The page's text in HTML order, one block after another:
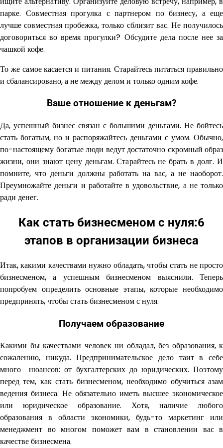
парке. Совместная прогулка с партнером по бизнесу, а еще
лучше совместная пробежка, только сблизит вас. Не получилось
договориться во время прогулки? Обсудите дела после нее за
чашкой кофе.
То же самое касается и питания. Старайтесь питаться правильно
и сбалансировано, а не между делом и только одним кофе.
Ваше отношение к деньгам?
Да, успешный бизнес связан с большими деньгами. Не бойтесь
стать богатым, но и распоряжайтесь деньгами с умом. Обычно,
по-настоящему богатые люди ведут достаточно скромный образ
жизни, они знают цену деньгам. Старайтесь не брать в долг. И
помните, что деньги должны работать на вас, а не наоборот.
Преумножайте деньги и работайте в удовольствие, а не только
ради денег.
Как стать бизнесменом с нуля:6
этапов в организации бизнеса
Итак, какими качествами нужно обладать, чтобы стать не просто
бизнесменом, а успешным бизнесменом выяснили. Теперь
попробуем определить основные этапы, которые необходимо
предпринять, чтобы стать бизнесменом с нуля.
Получаем образование
Какими бы качествами человек ни обладал, без образования, к
сожалению, никуда. Предпринимательское дело таит в себе
много нюансов: от бухгалтерских до юридических. Поэтому
перед тем, как стать бизнесменом, необходимо обучиться азам
ведения бизнеса. Не обязательно иметь высшее экономическое
или юридическое образование. Хотя, наличие любого
образования в области экономики, будь-то маркетинг или
менеджмент во многом поможет вам в становлении вас в
качестве бизнесмена.